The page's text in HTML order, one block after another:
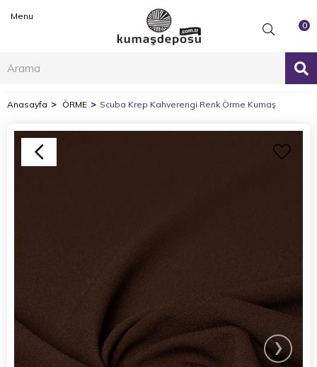
0
Menu
Anasayfa ÖRME Scuba Krep Kahverengi Renk Örme Kumaş
›